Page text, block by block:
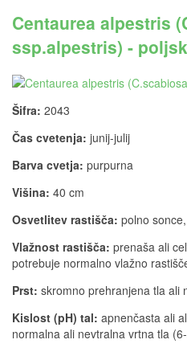
Centaurea alpestris
ssp.alpestris) -
Šifra: 2043
Čas cvetenja: junij-julij
Barva cvetja: purpurna
Višina: 40 cm
Osvetlitev rastišča: polno
Vlažnost rastišča: prenaša ali
potrebuje normalno vlažno
Prst: skromno prehranjena tla ali
Kislost (pH) tal: apnenčasta ali
normalna ali nevtralna vrtna tla